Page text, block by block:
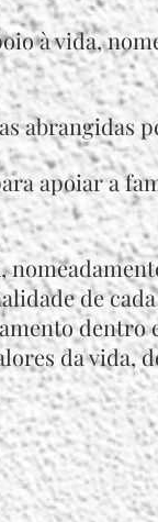
à vida,
abrangidas
apoiar a
de
da